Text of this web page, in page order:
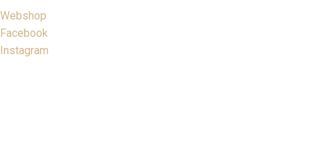
Webshop
Facebook
Instagram